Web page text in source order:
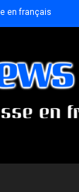
en français